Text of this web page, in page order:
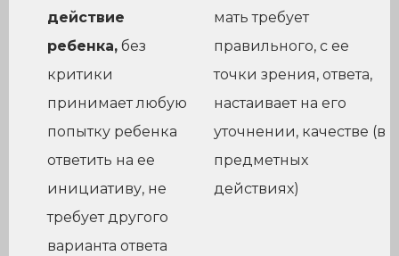
действие
ребенка, без
критики
принимает любую
попытку ребенка
ответить на ее
инициативу, не
требует другого
варианта ответа
мать требует
правильного, с ее
точки зрения, ответа,
настаивает на его
уточнении, качестве (в
предметных
действиях)